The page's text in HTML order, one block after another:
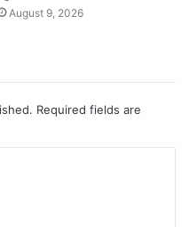
August 9, 2026
Required fields are